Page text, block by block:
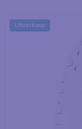
Uitverkoop